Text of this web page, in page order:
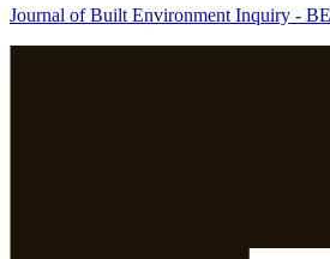
Journal of Built Environment Inquiry -